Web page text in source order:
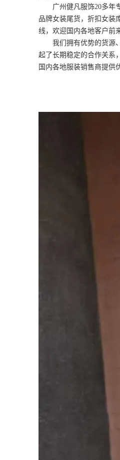
广州健凡服饰20多年专
品牌女装尾货，折扣女装
线，欢迎国内各地客户前
我们拥有优势的货源、
起了长期稳定的合作关系
国内各地服装销售商提供